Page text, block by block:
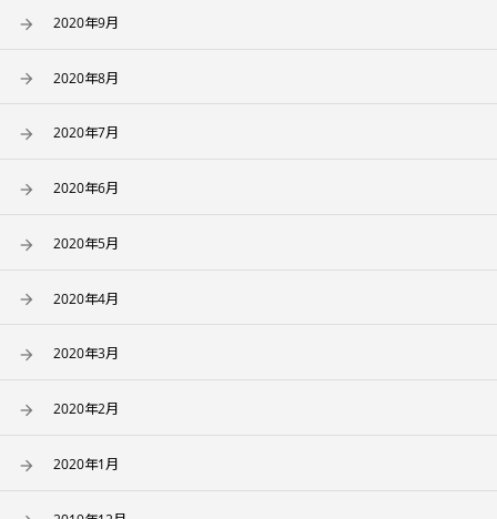
2020年9月
2020年8月
2020年7月
2020年6月
2020年5月
2020年4月
2020年3月
2020年2月
2020年1月